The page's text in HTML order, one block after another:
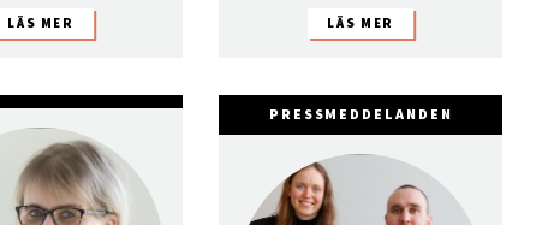
PRESSMEDDELANDEN